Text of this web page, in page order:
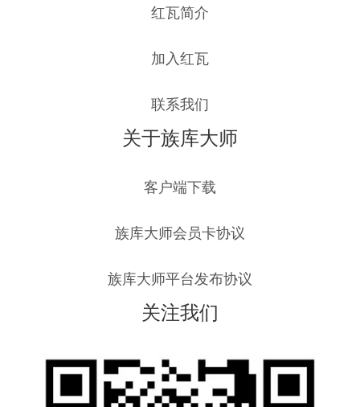
红瓦简介
加入红瓦
联系我们
关于族库大师
客户端下载
族库大师会员卡协议
族库大师平台发布协议
关注我们